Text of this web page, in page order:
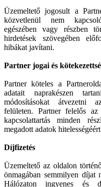
Üzemeltető jogosult a
közvetlenül nem
egészében vagy részben
hirdetések szövegében
hibákat javítani.
Partner jogai és
Partner köteles a
adatait naprakészen
módosításokat átvezetni
felületen. Partner felelős
kapcsolattartás minden
megadott adatok
Díjfizetés
Üzemeltető az oldalon
önmagában semmilyen díjat
Hálózaton ingyenes és